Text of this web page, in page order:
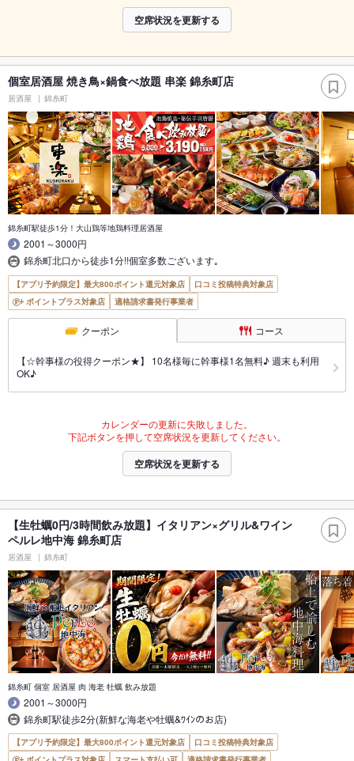
空席状況を更新する
個室居酒屋 焼き鳥×鍋食べ放題 串楽 錦糸町店
居酒屋 錦糸町
錦糸町駅徒歩1分！大山鶏等地鶏料理居酒屋
2001～3000円
錦糸町北口から徒歩1分!!個室多数ございます｡
【アプリ予約限定】最大800ポイント還元対象店
口コミ投稿特典対象店
ポイントプラス対象店
適格請求書発行事業者
クーポン コース
【☆幹事様の役得クーポン★】 10名様毎に幹事様1名無料♪ 週末も利用
OK♪
カレンダーの更新に失敗しました。
下記ボタンを押して空席状況を更新してください。
空席状況を更新する
【生牡蠣0円/3時間飲み放題】イタリアン×グリル&ワイン
ペルレ地中海 錦糸町店
居酒屋 錦糸町
錦糸町 個室 居酒屋 肉 海老 牡蠣 飲み放題
2001～3000円
錦糸町駅徒歩2分(新鮮な海老や牡蠣&ﾜｲﾝのお店)
【アプリ予約限定】最大800ポイント還元対象店
口コミ投稿特典対象店